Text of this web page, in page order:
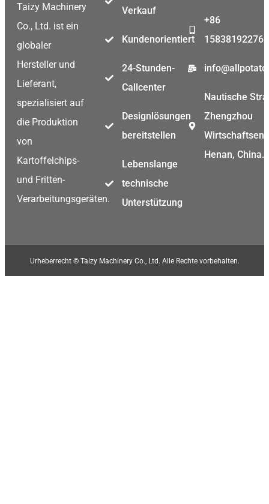
Taizy Machinery
Co., Ltd. ist ein
globaler
Hersteller und
Lieferant,
spezialisiert auf
die Produktion
von
Kartoffelchips-
und Fritten-
Verarbeitungsgeräten.
Verkauf
Kundenorientiert
24-Stunden-
Callcenter
Designlösungen
bereitstellen
Lebenslange
technische
Unterstützung
+86
15838192276
Nautische
Zhengzhou
Henan, China.
Urheberrecht © Taizy Machinery Co., Ltd. Alle Rechte vorbehalten.